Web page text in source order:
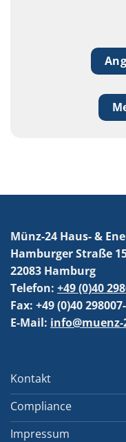
Münz-24 Haus- &
Hamburger Straße
22083 Hamburg
Telefon: +49 (0)40
Fax: +49 (0)40
E-Mail: info@muenz-
Kontakt
Compliance
Impressum